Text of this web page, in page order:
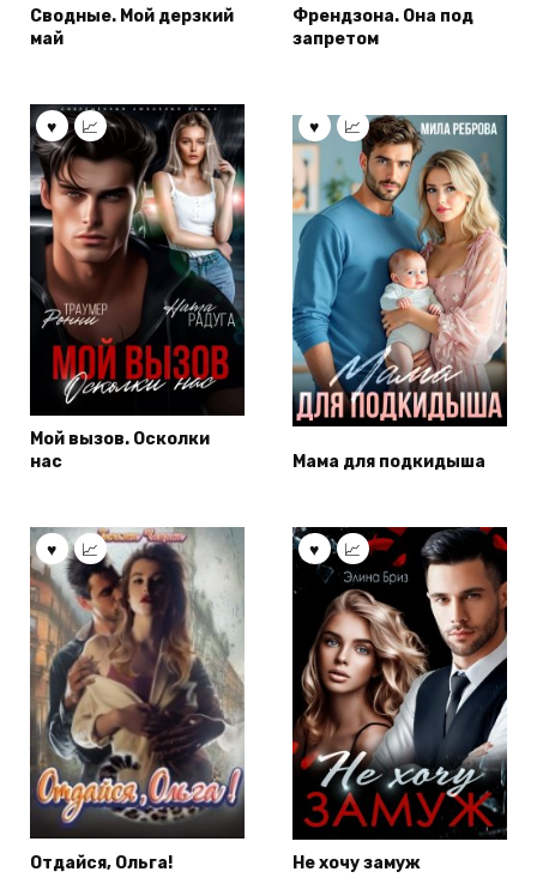
Сводные. Мой дерзкий
май
Френдзона. Она под
запретом
Мой вызов. Осколки
нас
Мама для подкидыша
Отдайся, Ольга! Не хочу замуж